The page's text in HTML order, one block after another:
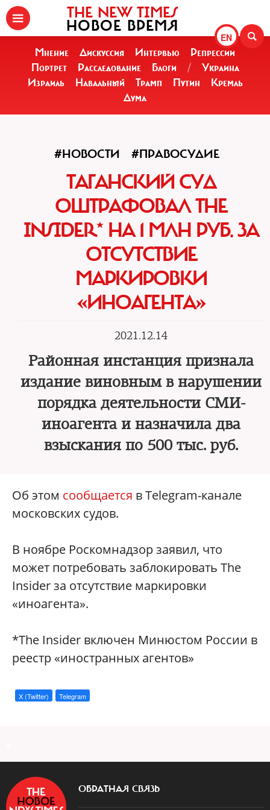
EN
THE NEW TIMES
НОВОЕ ВРЕМЯ
Мнение Дискуссия Интервью
Репрессии
Портрет
Расследование Блоги /
Украина
Израиль
Навальный Трамп Путин
Кремль
Дума
#НОВОСТИ #ПРАВОСУДИЕ
ТАГАНСКИЙ СУД
ОШТРАФОВАЛ THE
INSIDER* НА 1 МЛН РУБ. ЗА
ОТСУТСТВИЕ
МАРКИРОВКИ
«ИНОАГЕНТА»
2021.12.14
Районная инстанция признала
издание виновным в нарушении
порядка деятельности СМИ-
иноагента и назначила два
взыскания по 500 тыс. руб.
Об этом сообщается в Telegram-канале
московских судов.
В ноябре Роскомнадзор заявил, что
может потребовать заблокировать The
Insider за отсутствие маркировки
«иноагента».
*The Insider включен Минюстом России в
реестр «иностранных агентов»
X (Twitter) Telegram
ОБРАТНАЯ СВЯЗЬ